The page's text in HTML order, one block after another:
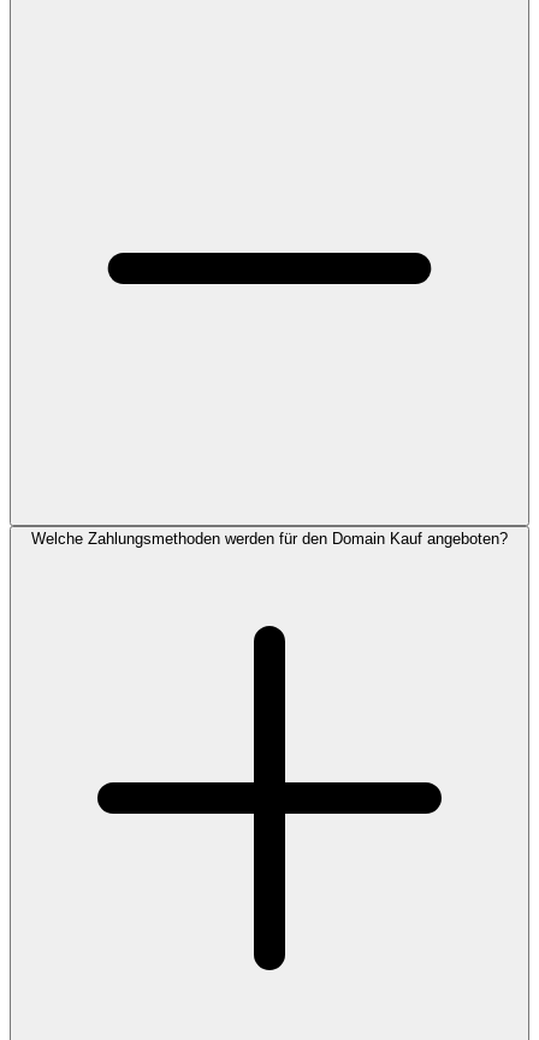
Welche Zahlungsmethoden werden für den Domain Kauf angeboten?